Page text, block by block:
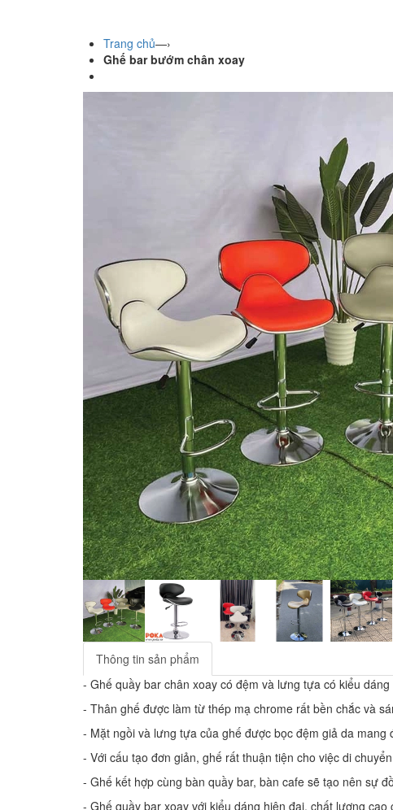
Trang chủ—›
Ghế bar bướm chân xoay
Thông tin sản phẩm
- Ghế quầy bar chân xoay có đệm và lưng tựa có kiểu
- Thân ghế được làm từ thép mạ chrome rất bền chắc và
- Mặt ngồi và lưng tựa của ghế được bọc đệm giả da
- Với cấu tạo đơn giản, ghế rất thuận tiện cho việc di
- Ghế kết hợp cùng bàn quầy bar, bàn cafe sẽ tạo nên sự
- Ghế quầy bar xoay với kiểu dáng hiện đại, chất lượng